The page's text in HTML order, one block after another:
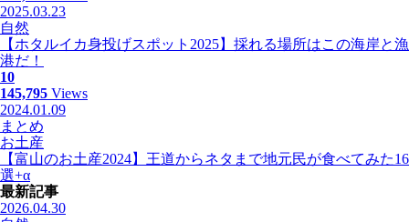
2025.03.23
自然
【ホタルイカ身投げスポット2025】採れる場所はこの海岸と漁
港だ！
10
145,795 Views
2024.01.09
まとめ
お土産
【富山のお土産2024】王道からネタまで地元民が食べてみた16
選+α
最新記事
2026.04.30